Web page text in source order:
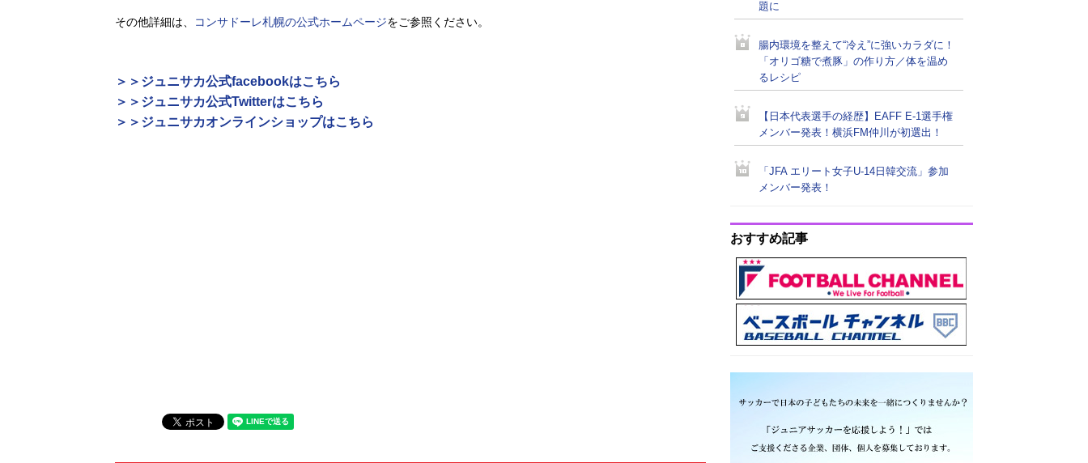
その他詳細は、 コンサドーレ札幌の公式ホームページをご参照ください。
＞＞ジュニサカ公式facebookはこちら
＞＞ジュニサカ公式Twitterはこちら
＞＞ジュニサカオンラインショップはこちら
題に
腸内環境を整えて“冷え”に強いカラダに！
「オリゴ糖で煮豚」の作り方／体を温め
るレシピ
【日本代表選手の経歴】EAFF E-1選手権
メンバー発表！横浜FM仲川が初選出！
「JFA エリート女子U-14日韓交流」参加
メンバー発表！
おすすめ記事